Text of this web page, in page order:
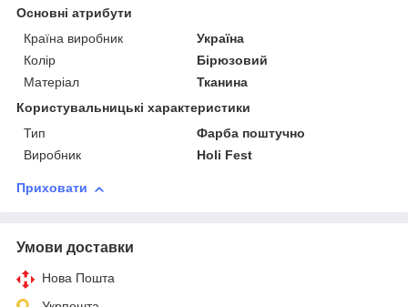
Основні атрибути
Країна виробник
Україна
Колір
Бірюзовий
Матеріал
Тканина
Користувальницькі характеристики
Тип
Фарба поштучно
Виробник
Holi Fest
Приховати
Умови доставки
Нова Пошта